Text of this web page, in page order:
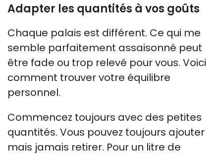
Adapter les quantités à vos goûts
Chaque palais est différent. Ce qui me
semble parfaitement assaisonné peut
être fade ou trop relevé pour vous. Voici
comment trouver votre équilibre
personnel.
Commencez toujours avec des petites
quantités. Vous pouvez toujours ajouter
mais jamais retirer. Pour un litre de